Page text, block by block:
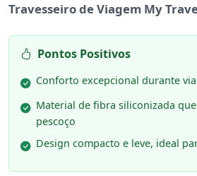
Travesseiro de Viagem My
Pontos Positivos
Conforto excepcional durante
Material de fibra siliconizada
pescoço
Design compacto e leve, ideal